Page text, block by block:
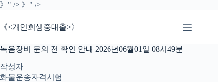
》" /> 》" />본
으
건
너
기
《<개인회생중대출>》
녹음장비 문의 전 확인 안내 2026년06월01일 08시49분
작성자
화물운송자격시험